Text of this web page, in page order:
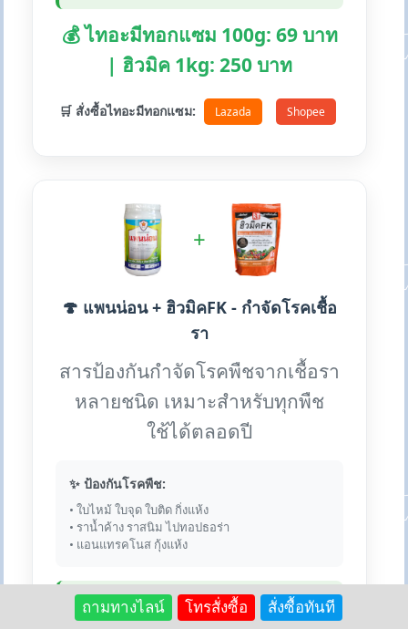
💰 ไทอะมีทอกแซม 100g: 69 บาท
| ฮิวมิค 1kg: 250 บาท
🛒 สั่งซื้อไทอะมีทอกแซม: Lazada Shopee
+
🍄 แพนน่อน + ฮิวมิคFK - กำจัดโรคเชื้อ
รา
สารป้องกันกำจัดโรคพืชจากเชื้อรา
หลายชนิด เหมาะสำหรับทุกพืช
ใช้ได้ตลอดปี
✨ ป้องกันโรคพืช:
• ใบไหม้ ใบจุด ใบติด กิ่งแห้ง
• ราน้ำค้าง ราสนิม ไปทอปธอร่า
• แอนแทรคโนส กุ้งแห้ง
💎 เหตุผลที่ใช้คู่กัน:
ฮิวมิคช่วยเสริมความแข็งแรงให้พืช ทำให้ต้านทานโรค
ถามทางไลน์ โทรสั่งซื้อ สั่งซื้อทันที